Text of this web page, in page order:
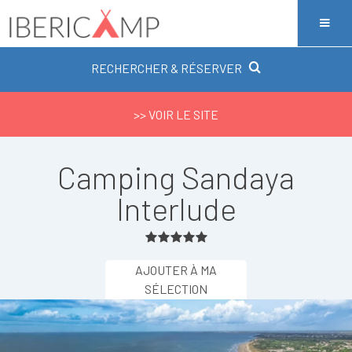
RECHERCHER & RÉSERVER
>> VOIR LE SITE
Camping Sandaya
Interlude
AJOUTER À MA
SÉLECTION